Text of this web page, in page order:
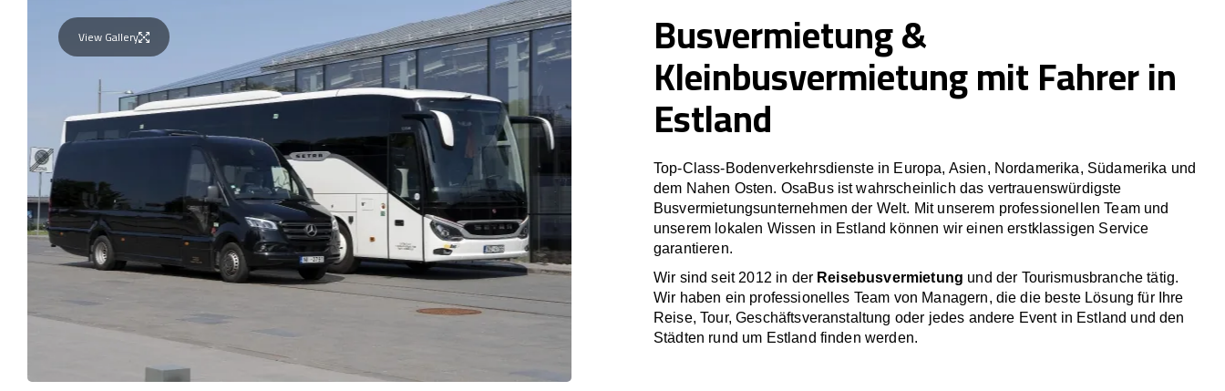
View Gallery Busvermietung &
Kleinbusvermietung mit Fahrer in
Estland
Top-Class-Bodenverkehrsdienste in Europa, Asien, Nordamerika, Südamerika und
dem Nahen Osten. OsaBus ist wahrscheinlich das vertrauenswürdigste
Busvermietungsunternehmen der Welt. Mit unserem professionellen Team und
unserem lokalen Wissen in Estland können wir einen erstklassigen Service
garantieren.
Wir sind seit 2012 in der Reisebusvermietung und der Tourismusbranche tätig.
Wir haben ein professionelles Team von Managern, die die beste Lösung für Ihre
Reise, Tour, Geschäftsveranstaltung oder jedes andere Event in Estland und den
Städten rund um Estland finden werden.